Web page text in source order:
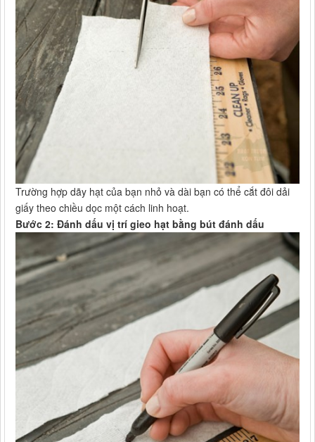
Trường hợp dãy hạt của bạn nhỏ và dài bạn có thể cắt đôi dải
giấy theo chiều dọc một cách linh hoạt.
Bước 2: Đánh dấu vị trí gieo hạt bằng bút đánh dấu